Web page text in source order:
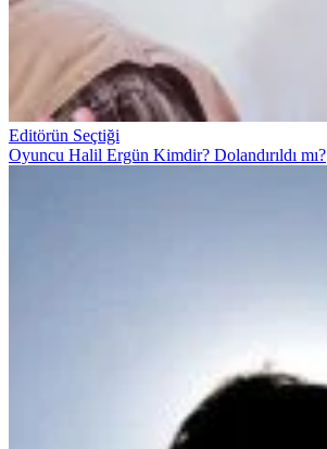
Editörün Seçtiği
Oyuncu Halil Ergün Kimdir? Dolandırıldı mı?